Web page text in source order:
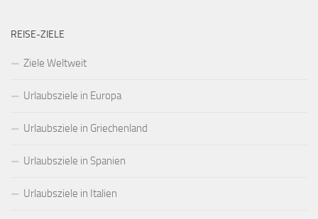
REISE-ZIELE
Ziele Weltweit
Urlaubsziele in Europa
Urlaubsziele in Griechenland
Urlaubsziele in Spanien
Urlaubsziele in Italien